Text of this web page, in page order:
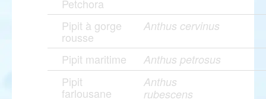
Petchora
Pipit à gorge
rousse
Anthus cervinus
Pipit maritime Anthus petrosus
Pipit
farlousane
Anthus
rubescens